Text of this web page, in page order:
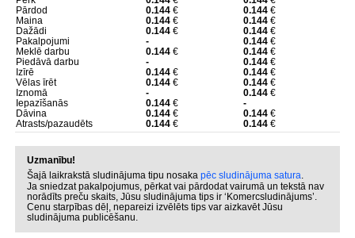
Pārdod
0.144€ 0.144€
Maina
0.144€ 0.144€
Dažādi
0.144€ 0.144€
Pakalpojumi
- 0.144€
Meklē darbu
0.144€ 0.144€
Piedāvā darbu
- 0.144€
Izīrē
0.144€ 0.144€
Vēlas īrēt
0.144€ 0.144€
Iznomā
- 0.144€
Iepazīšanās
0.144€
-
Dāvina
0.144€ 0.144€
Atrasts/pazaudēts
0.144€ 0.144€
Uzmanību!
Šajā laikrakstā sludinājuma tipu nosaka pēc sludinājuma satura.
Ja sniedzat pakalpojumus, pērkat vai pārdodat vairumā un tekstā nav
norādīts preču skaits, Jūsu sludinājuma tips ir ‘Komercsludinājums’.
Cenu starpības dēļ, nepareizi izvēlēts tips var aizkavēt Jūsu
sludinājuma publicēšanu.